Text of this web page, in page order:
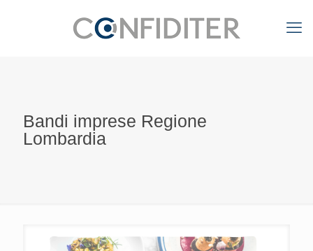
Bandi imprese Regione
Lombardia